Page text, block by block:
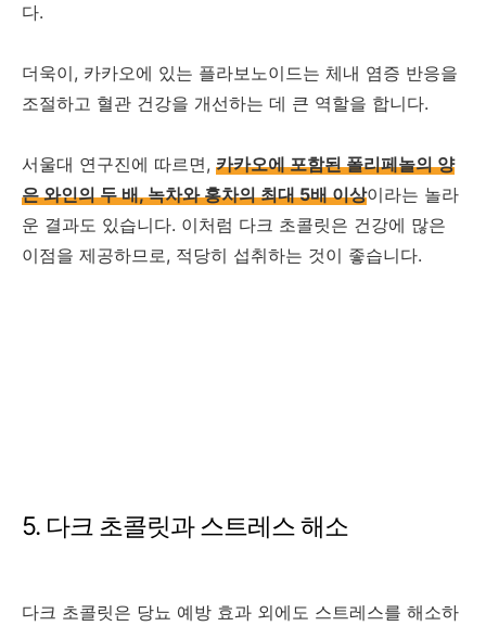
다.
더욱이, 카카오에 있는 플라보노이드는 체내 염증 반응을
조절하고 혈관 건강을 개선하는 데 큰 역할을 합니다.
서울대 연구진에 따르면, 카카오에 포함된 폴리페놀의 양
은 와인의 두 배, 녹차와 홍차의 최대 5배 이상이라는 놀라
운 결과도 있습니다. 이처럼 다크 초콜릿은 건강에 많은
이점을 제공하므로, 적당히 섭취하는 것이 좋습니다.
5. 다크 초콜릿과 스트레스 해소
다크 초콜릿은 당뇨 예방 효과 외에도 스트레스를 해소하